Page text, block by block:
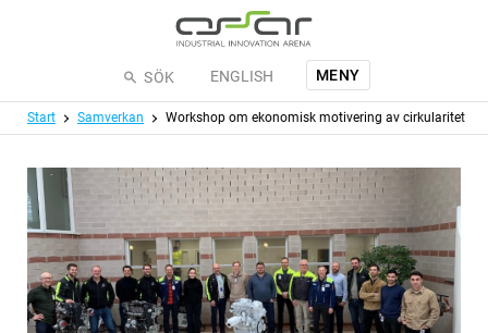
SÖK ENGLISH MENY
Meny
Start Samverkan Workshop om ekonomisk motivering av cirkularitet